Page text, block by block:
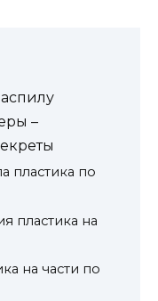
–
пластика по
пластика на
на части по